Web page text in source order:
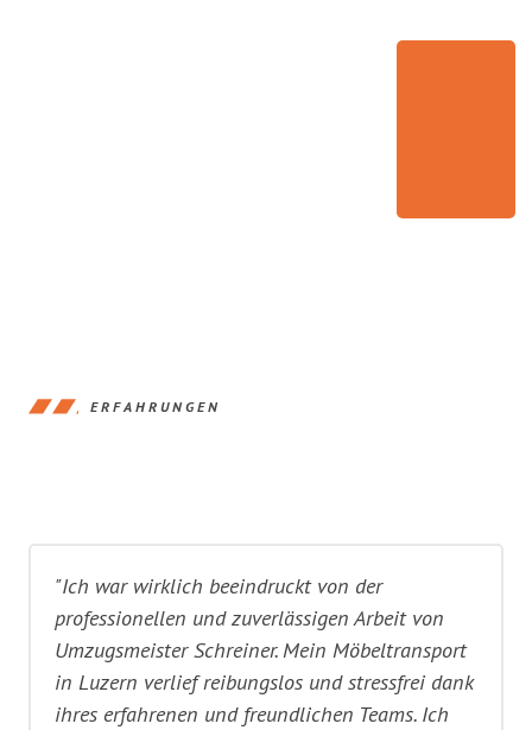
ERFAHRUNGEN
"Ich war wirklich beeindruckt von der
professionellen und zuverlässigen Arbeit von
Umzugsmeister Schreiner. Mein Möbeltransport
in Luzern verlief reibungslos und stressfrei dank
ihres erfahrenen und freundlichen Teams. Ich